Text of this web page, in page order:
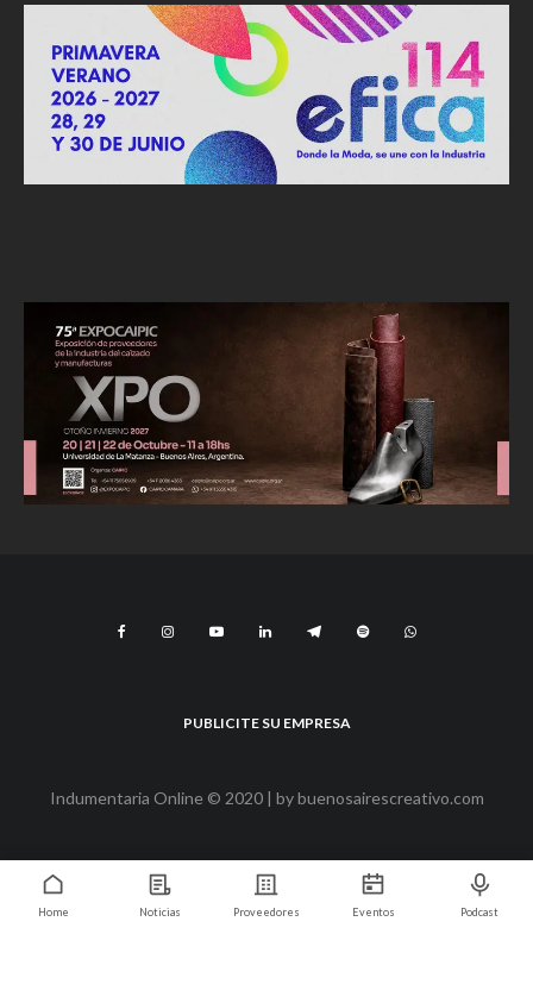
PUBLICITE SU EMPRESA
Indumentaria Online © 2020 | bybuenosairescreativo.com
Home Noticias Proveedores Eventos Podcast